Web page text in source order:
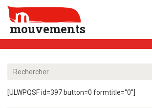
mouvements
LES NUMÉROS
[ULWPQSF id=397 button=0 formtitle="0"]